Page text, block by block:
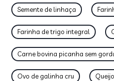
Semente de linhaça
Farinha de trigo integral
Carne bovina picanha sem
Ovo de galinha cru